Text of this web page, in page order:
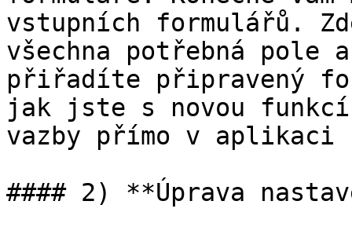
vstupních formulářů.
všechna potřebná pole
přiřadíte připravený
jak jste s novou funkcí
vazby přímo v
#### 2) **Úprava